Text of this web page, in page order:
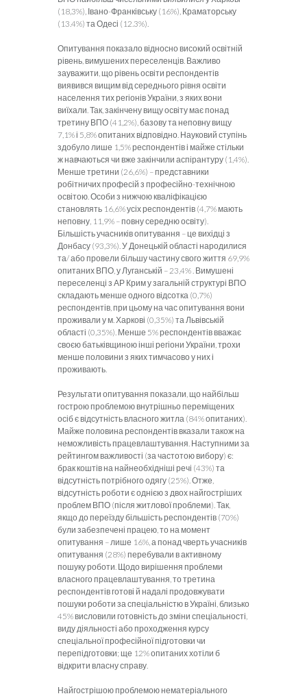
(18,3%), Івано-Франківську (16%), Краматорську
(13.4%) та Одесі (12.3%).
Опитування показало відносно високий освітній
рівень, вимушених переселенців. Важливо
зауважити, що рівень освіти респондентів
виявився вищим від середнього рівня освіти
населення тих регіонів України, з яких вони
виїхали. Так, закінчену вищу освіту має понад
третину ВПО (41,2%), базову та неповну вищу
7,1% і 5,8% опитаних відповідно. Науковий ступінь
здобуло лише 1,5% респондентів і майже стільки
ж навчаються чи вже закінчили аспірантуру (1,4%).
Менше третини (26,6%) – представники
робітничих професій з професійно-технічною
освітою. Особи з нижчою кваліфікацією
становлять 16,6% усіх респондентів (4,7% мають
неповну, 11,9% – повну середню освіту).
Більшість учасників опитування – це вихідці з
Донбасу (93,3%). У Донецькій області народилися
та/ або провели більшу частину свого життя 69,9%
опитаних ВПО, у Луганській – 23,4% . Вимушені
переселенці з АР Крим у загальній структурі ВПО
складають менше одного відсотка (0,7%)
респондентів, при цьому на час опитування вони
проживали у м. Харкові (0,35%) та Львівській
області (0,35%). Менше 5% респондентів вважає
своєю батьківщиною інші регіони України, трохи
менше половини з яких тимчасово у них і
проживають.
Результати опитування показали, що найбільш
гострою проблемою внутрішньо переміщених
осіб є відсутність власного житла (84% опитаних).
Майже половина респондентів вказали також на
неможливість працевлаштування. Наступними за
рейтингом важливості (за частотою вибору) є:
брак коштів на найнеобхідніші речі (43%) та
відсутність потрібного одягу (25%). Отже,
відсутність роботи є однією з двох найгостріших
проблем ВПО (після житлової проблеми). Так,
якщо до переїзду більшість респондентів (70%)
були забезпечені працею, то на момент
опитування – лише 16%, а понад чверть учасників
опитування (28%) перебували в активному
пошуку роботи. Щодо вирішення проблеми
власного працевлаштування, то третина
респондентів готові й надалі продовжувати
пошуки роботи за спеціальністю в Україні, близько
45% висловили готовність до зміни спеціальності,
виду діяльності або проходження курсу
спеціальної професійної підготовки чи
перепідготовки; ще 12% опитаних хотіли б
відкрити власну справу.
Найгострішою проблемою нематеріального